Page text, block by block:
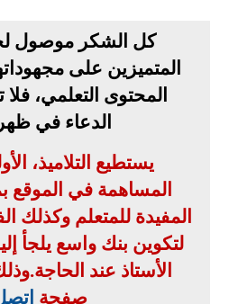
كل الشكر موصول
المتميزين على
المحتوى التعلمي،
الدعاء في
يستطيع التلاميذ،
المساهمة في الموقع
المفيدة للمتعلم وكذلك
لتكوين بنك واسع يلجأ
الأستاذ عند الحاجة.
صفحة